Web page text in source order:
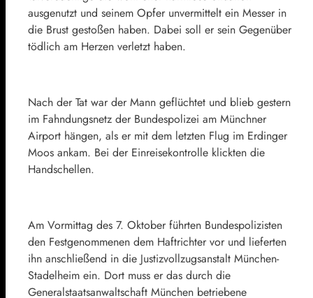
ausgenutzt und seinem Opfer unvermittelt ein Messer in
die Brust gestoßen haben. Dabei soll er sein Gegenüber
tödlich am Herzen verletzt haben.
Nach der Tat war der Mann geflüchtet und blieb gestern
im Fahndungsnetz der Bundespolizei am Münchner
Airport hängen, als er mit dem letzten Flug im Erdinger
Moos ankam. Bei der Einreisekontrolle klickten die
Handschellen.
Am Vormittag des 7. Oktober führten Bundespolizisten
den Festgenommenen dem Haftrichter vor und lieferten
ihn anschließend in die Justizvollzugsanstalt München-
Stadelheim ein. Dort muss er das durch die
Generalstaatsanwaltschaft München betriebene